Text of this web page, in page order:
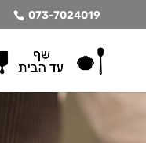
073-7024019